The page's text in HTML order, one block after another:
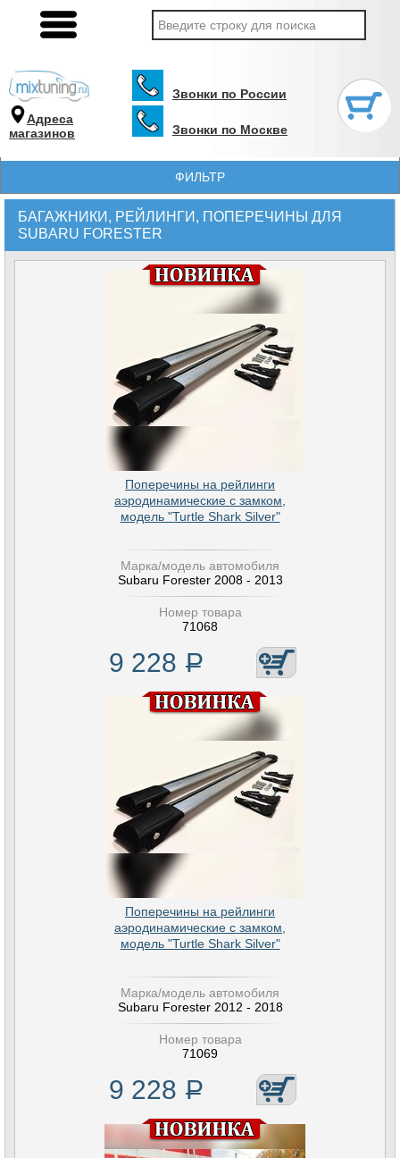
Адреса
магазинов
Звонки по России
Звонки по Москве
ФИЛЬТР
БАГАЖНИКИ, РЕЙЛИНГИ, ПОПЕРЕЧИНЫ ДЛЯ
SUBARU FORESTER
Поперечины на рейлинги
аэродинамические с замком,
модель "Turtle Shark Silver"
Марка/модель автомобиля
Subaru Forester 2008 - 2013
Номер товара
71068
9 228 Р
Поперечины на рейлинги
аэродинамические с замком,
модель "Turtle Shark Silver"
Марка/модель автомобиля
Subaru Forester 2012 - 2018
Номер товара
71069
9 228 Р